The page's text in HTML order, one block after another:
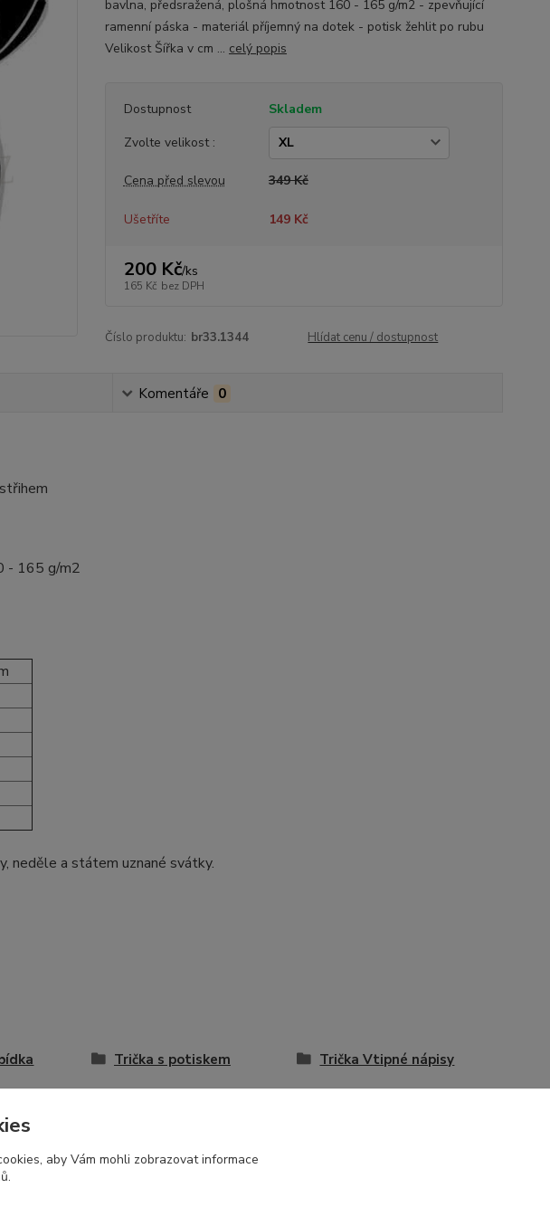
bavlna, předsražená, plošná hmotnost 160 - 165 g/m2 - zpevňující
ramenní páska - materiál příjemný na dotek - potisk žehlit po rubu
Velikost Šířka v cm ... celý popis
Dostupnost
Skladem
Zvolte velikost :
Cena před slevou 349 Kč
Ušetříte 149 Kč
200 Kč/ks
165 Kč bez DPH
Číslo produktu: br33.1344 Hlídat cenu / dostupnost
Komentáře 0
- 165 g/m2
neděle a státem uznané svátky.
Trička s potiskem Trička Vtipné nápisy
aby Vám mohli zobrazovat informace